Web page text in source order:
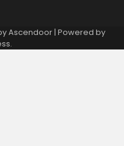
Ascendoor| Powered by
.